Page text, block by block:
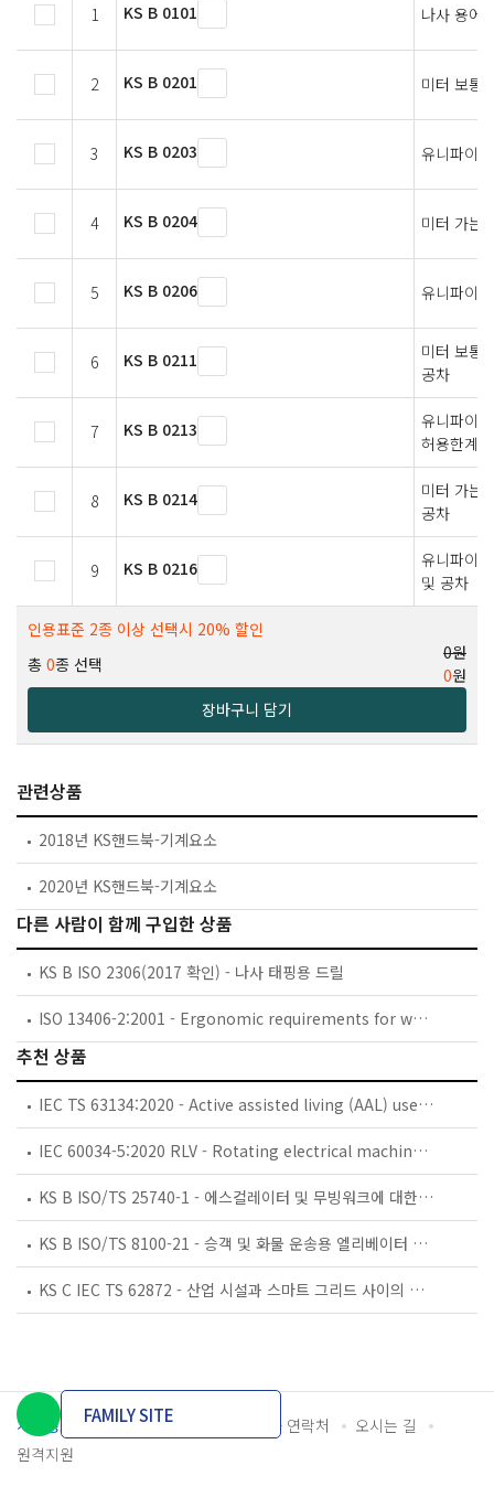
1 KS B 0101 나사 용어
2 KS B 0201 미터 보통
3 KS B 0203 유니파이
4 KS B 0204 미터 가는
5 KS B 0206 유니파이
6 KS B 0211
미터 보통
공차
7 KS B 0213
유니파이
허용한계
8 KS B 0214
미터 가는
공차
9 KS B 0216
유니파이
및 공차
인용표준 2종 이상 선택시 20% 할인
총 0종 선택
0원
0원
장바구니 담기
관련상품
2018년 KS핸드북-기계요소
2020년 KS핸드북-기계요소
다른 사람이 함께 구입한 상품
KS B ISO 2306(2017 확인) - 나사 태핑용 드릴
ISO 13406-2:2001 - Ergonomic requirements for work with visual displays based on flat panels -- Part 2: Ergonomic requirements for flat panel displays
추천 상품
IEC TS 63134:2020 - Active assisted living (AAL) use cases
IEC 60034-5:2020 RLV - Rotating electrical machines - Part 5: Degrees of protection provided by the integral design of rotating electrical machines (IP code) - Classification
KS B ISO/TS 25740-1 - 에스컬레이터 및 무빙워크에 대한 안전요건 — 제1부: 세계공통 필수 안전요건(GESRs)
KS B ISO/TS 8100-21 - 승객 및 화물 운송용 엘리베이터 —제21부: 세계공통 필수안전요건(GESRs)을 충족하는 세계공통 안전 파라미터(GSPs)
KS C IEC TS 62872 - 산업 시설과 스마트 그리드 사이의 산업 공정 측정, 제어 및 자동화 시스템 인터페이스
개인정보처리방침 이용약관 담당자 연락처
오시는 길
원격지원
FAMILY SITE